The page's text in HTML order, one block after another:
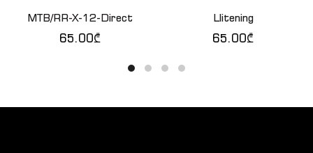
ᲙᲐᲚᲐᲗᲐᲨᲘ ᲓᲐᲛᲐᲢᲔᲑᲐ
MTB/RR-X-12-Direct
65.00₾
ᲙᲐᲚᲐᲗᲐᲨᲘ ᲓᲐᲛᲐᲢᲔᲑᲐ
Llitening
65.00₾